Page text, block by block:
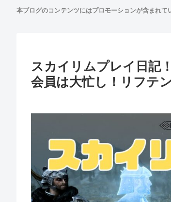
本ブログのコンテンツにはプロモーションが含まれて
スカイリムプレイ日記
会員は大忙し！リフテ